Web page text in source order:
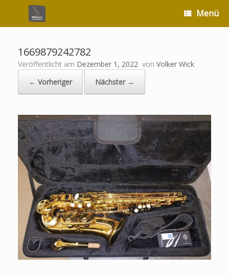
Menü
1669879242782
Veröffentlicht am Dezember 1, 2022 von Volker Wick
← Vorheriger
Nächster →